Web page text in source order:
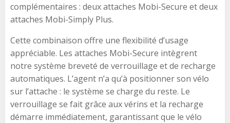
complémentaires : deux attaches Mobi-Secure et deux
attaches Mobi-Simply Plus.
Cette combinaison offre une flexibilité d’usage
appréciable. Les attaches Mobi-Secure intègrent
notre système breveté de verrouillage et de recharge
automatiques. L’agent n’a qu’à positionner son vélo
sur l’attache : le système se charge du reste. Le
verrouillage se fait grâce aux vérins et la recharge
démarre immédiatement, garantissant que le vélo